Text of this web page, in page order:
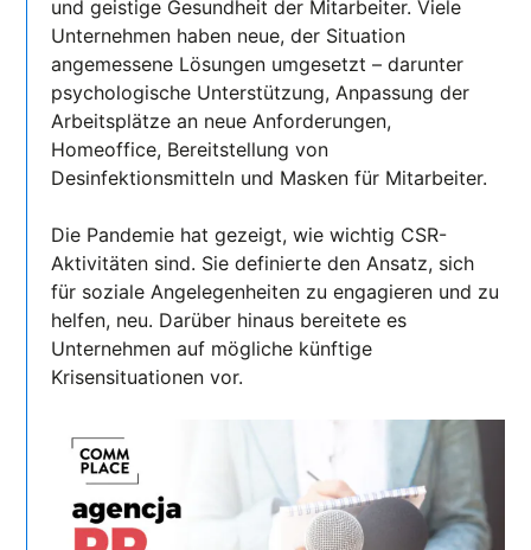
und geistige Gesundheit der Mitarbeiter. Viele
Unternehmen haben neue, der Situation
angemessene Lösungen umgesetzt – darunter
psychologische Unterstützung, Anpassung der
Arbeitsplätze an neue Anforderungen,
Homeoffice, Bereitstellung von
Desinfektionsmitteln und Masken für Mitarbeiter.
Die Pandemie hat gezeigt, wie wichtig CSR-
Aktivitäten sind. Sie definierte den Ansatz, sich
für soziale Angelegenheiten zu engagieren und zu
helfen, neu. Darüber hinaus bereitete es
Unternehmen auf mögliche künftige
Krisensituationen vor.